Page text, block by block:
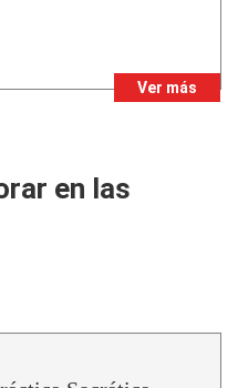
Ver más
en las